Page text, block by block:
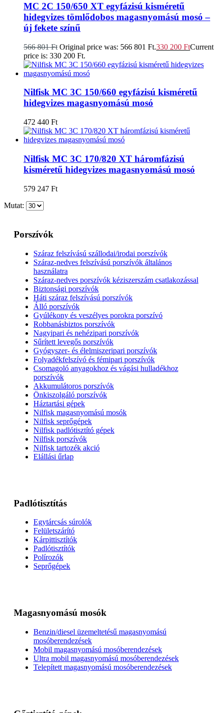
MC 2C 150/650 XT egyfázisú kisméretű
hidegvizes tömlődobos magasnyomású mosó –
új fekete színű
566 801Ft Original price was: 566 801 Ft.330 200 FtCurrent
price is: 330 200 Ft.
Nilfisk MC 3C 150/660 egyfázisú kisméretű
hidegvizes magasnyomású mosó
472 440 Ft
Nilfisk MC 3C 170/820 XT háromfázisú
kisméretű hidegvizes magasnyomású mosó
579 247 Ft
Mutat:
Porszívók
Száraz felszívású szállodai/irodai porszívók
Száraz-nedves felszívású porszívók általános
használatra
Száraz-nedves porszívók kéziszerszám csatlakozással
Biztonsági porszívók
Háti száraz felszívású porszívók
Álló porszívók
Gyúlékony és veszélyes porokra porszívó
Robbanásbiztos porszívók
Nagyipari és nehézipari porszívók
Sűrített levegős porszívók
Gyógyszer- és élelmiszeripari porszívók
Folyadékfelszívó és fémipari porszívók
Csomagoló anyagokhoz és vágási hulladékhoz
porszívók
Akkumulátoros porszívók
Önkiszolgáló porszívók
Háztartási gépek
Nilfisk magasnyomású mosók
Nilfisk seprőgépek
Nilfisk padlótisztító gépek
Nilfisk porszívók
Nilfisk tartozék akció
Elállási űrlap
Padlótisztítás
Egytárcsás súrolók
Felületszárító
Kárpittisztítók
Padlótisztítók
Polírozók
Seprőgépek
Magasnyomású mosók
Benzin/diesel üzemeltetésű magasnyomású
mosóberendezések
Mobil magasnyomású mosóberendezések
Ultra mobil magasnyomású mosóberendezések
Telepített magasnyomású mosóberendezések